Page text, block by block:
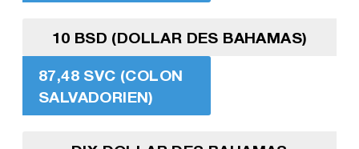
10 BSD (DOLLAR DES BAHAMAS)
87,48 SVC (COLON
SALVADORIEN)